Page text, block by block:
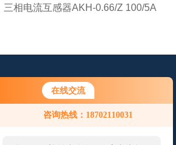
在线交流
咨询热线：18702110031
三相电流互感器AKH-0.66/Z 100/5A